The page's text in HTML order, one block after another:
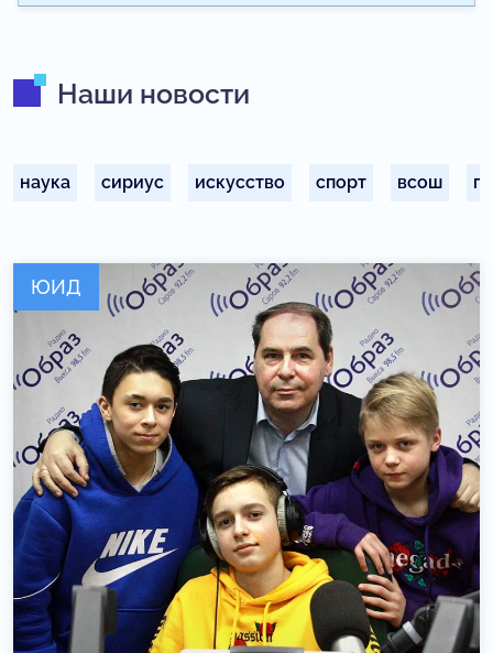
Наши новости
наука сириус искусство спорт всош
ЮИД